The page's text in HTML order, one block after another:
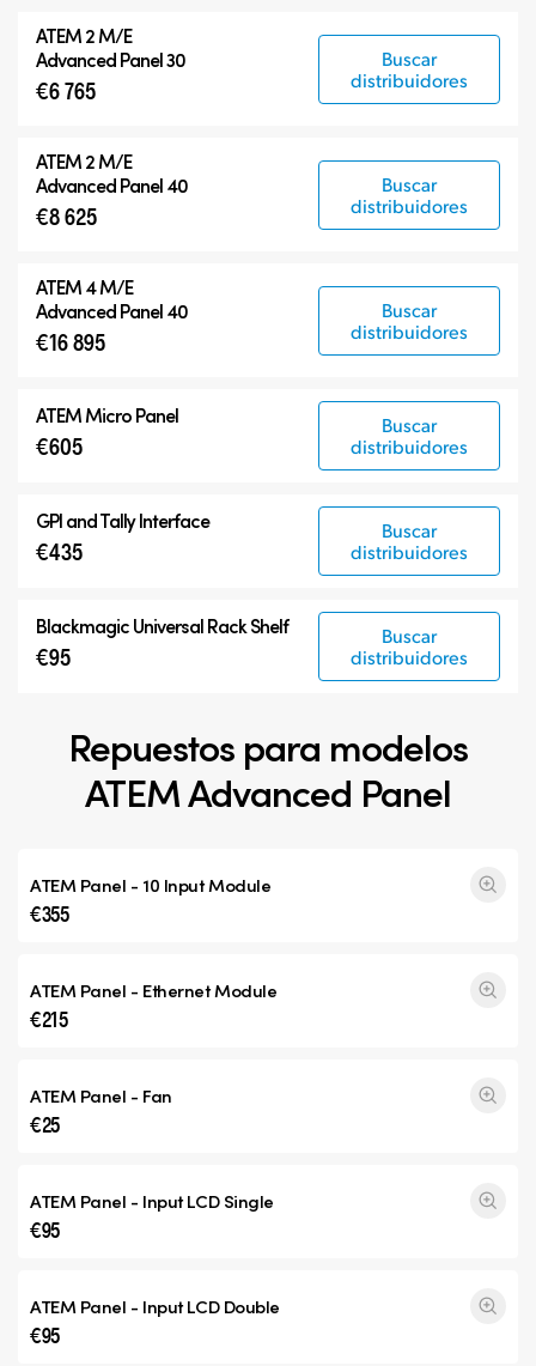
ATEM 2 M/E
Advanced Panel 30
€6 765
Buscar
distribuidores
ATEM 2 M/E
Advanced Panel 40
€8 625
Buscar
distribuidores
ATEM 4 M/E
Advanced Panel 40
€16 895
Buscar
distribuidores
ATEM Micro Panel
€605
Buscar
distribuidores
GPI and Tally Interface
€435
Buscar
distribuidores
Blackmagic Universal Rack Shelf
€95
Buscar
distribuidores
Repuestos para modelos
ATEM Advanced Panel
ATEM Panel - 10 Input Module
€355
ATEM Panel - Ethernet Module
€215
ATEM Panel - Fan
€25
ATEM Panel - InputLCD Single
€95
ATEM Panel - InputLCD Double
€95